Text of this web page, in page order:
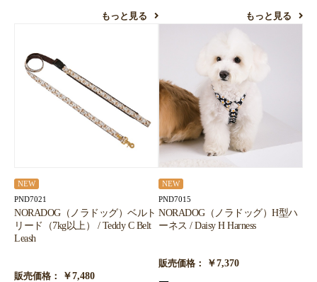
もっと見る もっと見る
NEW
PND7021
NORADOG（ノラドッグ）ベルト
リード（7kg以上） / Teddy C Belt
Leash
販売価格： ￥7,480
NEW
PND7015
NORADOG（ノラドッグ）H型ハ
ーネス / Daisy H Harness
販売価格： ￥7,370